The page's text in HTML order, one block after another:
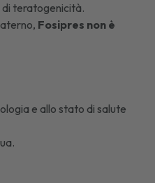
di teratogenicità.
Fosipres non è
e allo stato di salute